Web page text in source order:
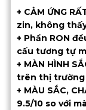
+ CẢM ỨNG
zin, không
+ Phần RON
cấu tương tự
+ MÀN HÌNH
trên thị trường
+ MÀU SẮC,
9.5/10 so với